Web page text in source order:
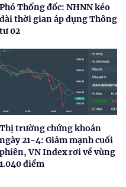
Phó Thống đốc: NHNN kéo
dài thời gian áp dụng Thông
tư 02
Thị trường chứng khoán
ngày 21-4: Giảm mạnh cuối
phiên, VN Index rơi về vùng
1.040 điểm